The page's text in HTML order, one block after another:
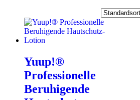
Yuup!®
Professionelle
Beruhigende